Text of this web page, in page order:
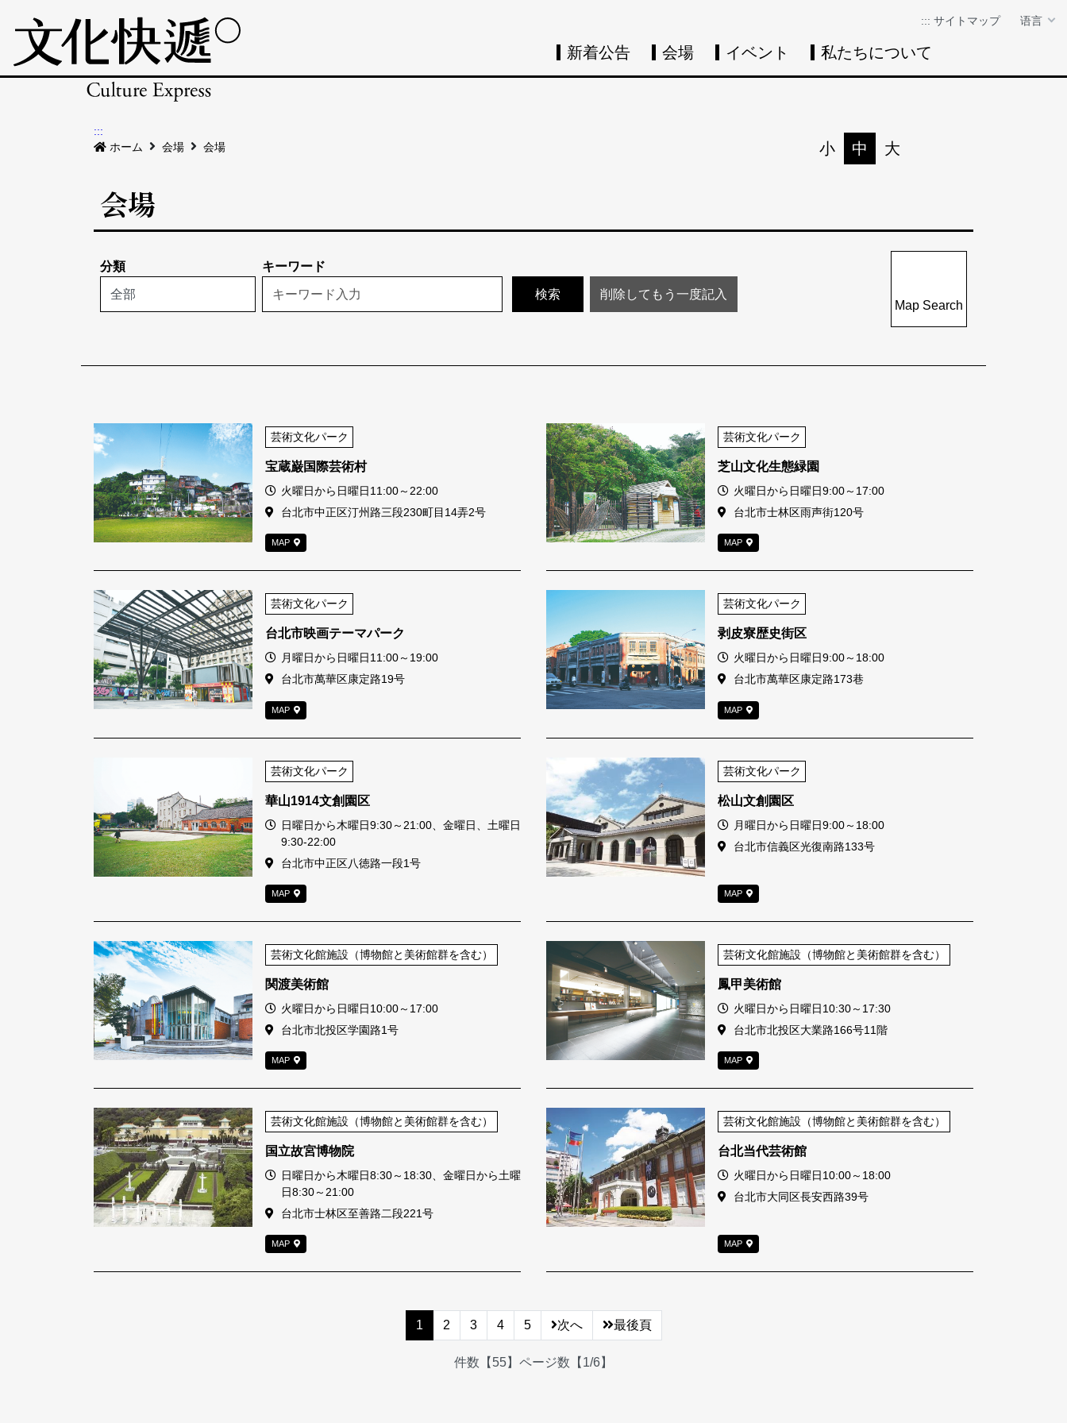
::: サイトマップ 语言
新着公告 会場 イベント 私たちについて
:::
ホーム
会場 会場 小 中 大
会場
分類 キーワード
Map Search
芸術文化パーク
宝蔵巌国際芸術村
営業時間
火曜日から日曜日11:00～22:00
住所
台北市中正区汀州路三段230町目14弄2号
MAP
芸術文化パーク
芝山文化生態緑園
営業時間
火曜日から日曜日9:00～17:00
住所
台北市士林区雨声街120号
MAP
芸術文化パーク
台北市映画テーマパーク
営業時間
月曜日から日曜日11:00～19:00
住所
台北市萬華区康定路19号
MAP
芸術文化パーク
剥皮寮歴史街区
営業時間
火曜日から日曜日9:00～18:00
住所
台北市萬華区康定路173巷
MAP
芸術文化パーク
華山1914文創園区
営業時間
日曜日から木曜日9:30～21:00、金曜日、土曜日
9:30-22:00
住所
台北市中正区八徳路一段1号
MAP
芸術文化パーク
松山文創園区
営業時間
月曜日から日曜日9:00～18:00
住所
台北市信義区光復南路133号
MAP
芸術文化館施設（博物館と美術館群を含む）
関渡美術館
営業時間
火曜日から日曜日10:00～17:00
住所
台北市北投区学園路1号
MAP
芸術文化館施設（博物館と美術館群を含む）
鳳甲美術館
営業時間
火曜日から日曜日10:30～17:30
住所
台北市北投区大業路166号11階
MAP
芸術文化館施設（博物館と美術館群を含む）
国立故宮博物院
営業時間
日曜日から木曜日8:30～18:30、金曜日から土曜
日8:30～21:00
住所
台北市士林区至善路二段221号
MAP
芸術文化館施設（博物館と美術館群を含む）
台北当代芸術館
営業時間
火曜日から日曜日10:00～18:00
住所
台北市大同区長安西路39号
MAP
1 2 3 4 5 次へ 最後頁
件数【55】ページ数【1/6】